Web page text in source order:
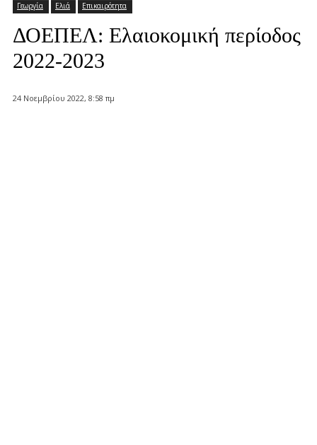
Γεωργία Ελιά Επικαιρότητα
ΔΟΕΠΕΛ: Ελαιοκομική περίοδος
2022-2023
24 Νοεμβρίου 2022, 8:58 πμ